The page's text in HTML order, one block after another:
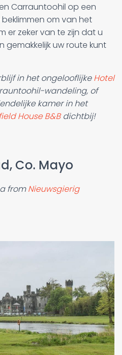
Carrauntoohil op een
om van het
er zeker van te zijn dat u
uw route kunt
in het ongelooflijkeHotel
wandeling, of
kamer in het
House B&Bdichtbij!
Co. Mayo
fromNieuwsgierig